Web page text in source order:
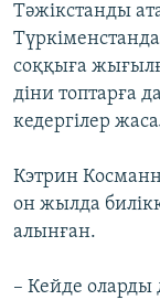
Тәжікстанды
соққыға
діни топтарға
кедергілер
Кэтрин
он жылда
алынған.
– Кейде оларды